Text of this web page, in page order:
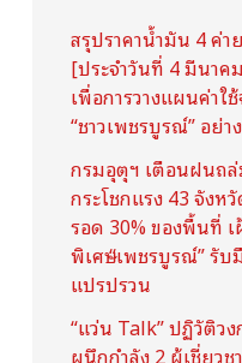
สรุปราคาน้ำมัน 4 ค่า
[ประจำวันที่ 4 มีนาค
เพื่อการวางแผนค่าใ
“ชาวเพชรบูรณ์” อย่า
กรมอุตุฯ เตือนฝนถ
กระโชกแรง 43 จังห
รอด 30% ของพื้นที่ เ
พิเศษ “เพชรบูรณ์” รับ
แปรปรวน
“แว่น Talk” ปฏิวัติว
ผนึกกำลัง 2 ผู้เชี่ยว